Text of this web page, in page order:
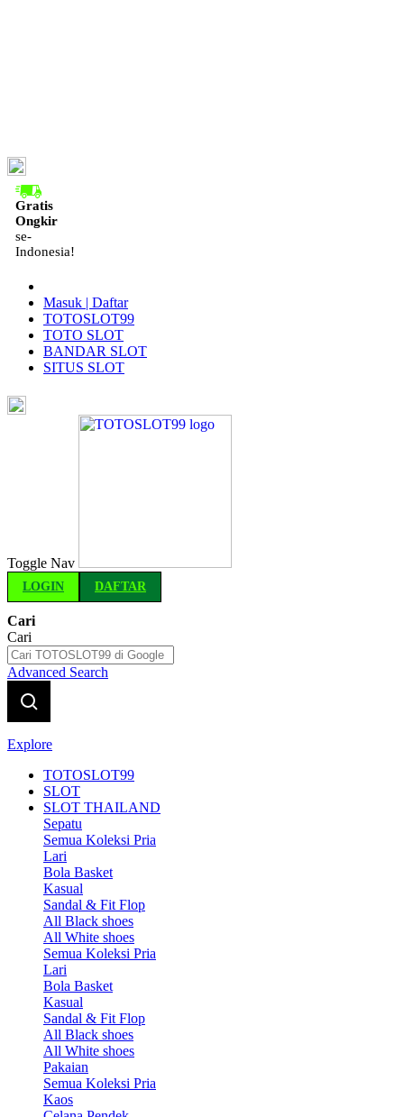
Gratis
Ongkir
se-
Indonesia!
Masuk | Daftar
TOTOSLOT99
TOTO SLOT
BANDAR SLOT
SITUS SLOT
Toggle Nav
LOGIN DAFTAR
Cari
Cari
Advanced Search
Explore
TOTOSLOT99
SLOT
SLOT THAILAND
Sepatu
Semua Koleksi Pria
Lari
Bola Basket
Kasual
Sandal & Fit Flop
All Black shoes
All White shoes
Semua Koleksi Pria
Lari
Bola Basket
Kasual
Sandal & Fit Flop
All Black shoes
All White shoes
Pakaian
Semua Koleksi Pria
Kaos